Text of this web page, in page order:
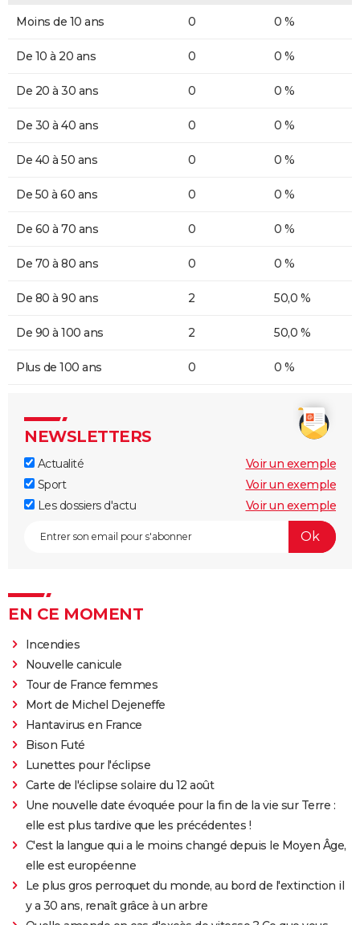
Moins de 10 ans 0 0 %
De 10 à 20 ans 0 0 %
De 20 à 30 ans 0 0 %
De 30 à 40 ans 0 0 %
De 40 à 50 ans 0 0 %
De 50 à 60 ans 0 0 %
De 60 à 70 ans 0 0 %
De 70 à 80 ans 0 0 %
De 80 à 90 ans 2 50,0 %
De 90 à 100 ans 2 50,0 %
Plus de 100 ans 0 0 %
NEWSLETTERS
Actualité
Voir un exemple
Sport
Voir un exemple
Les dossiers d'actu
Voir un exemple
EN CE MOMENT
Incendies
Nouvelle canicule
Tour de France femmes
Mort de Michel Dejeneffe
Hantavirus en France
Bison Futé
Lunettes pour l'éclipse
Carte de l'éclipse solaire du 12 août
Une nouvelle date évoquée pour la fin de la vie sur Terre :
elle est plus tardive que les précédentes !
C'est la langue qui a le moins changé depuis le Moyen Âge,
elle est européenne
Le plus gros perroquet du monde, au bord de l'extinction il
y a 30 ans, renaît grâce à un arbre